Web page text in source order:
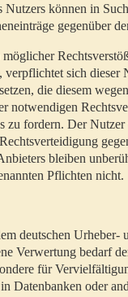
können in
gegenüber
sich dieser
die diesem
notwendigen
zu fordern. Der
bleiben
Pflichten nicht.
deutschen Urheber-
Verwertung bedarf
für
Datenbanken oder